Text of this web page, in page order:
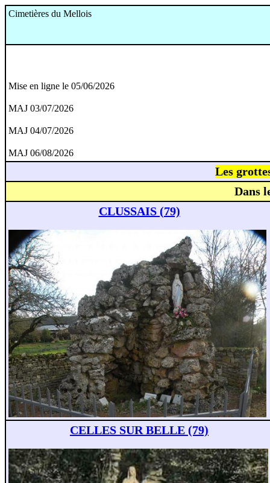
Cimetières du Mellois
Mise en ligne le 05/06/2026
MAJ 03/07/2026
MAJ 04/07/2026
MAJ 06/08/2026
Les
Dans
CLUSSAIS (79)
CELLES SUR BELLE (79)